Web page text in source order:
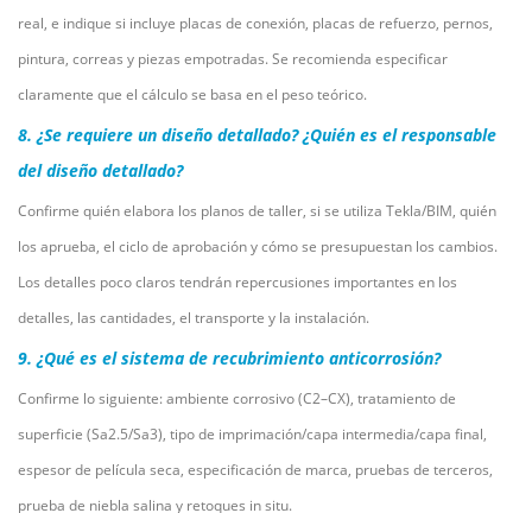
real, e indique si incluye placas de conexión, placas de refuerzo, pernos,
pintura, correas y piezas empotradas. Se recomienda especificar
claramente que el cálculo se basa en el peso teórico.
8. ¿Se requiere un diseño detallado? ¿Quién es el responsable
del diseño detallado?
Confirme quién elabora los planos de taller, si se utiliza Tekla/BIM, quién
los aprueba, el ciclo de aprobación y cómo se presupuestan los cambios.
Los detalles poco claros tendrán repercusiones importantes en los
detalles, las cantidades, el transporte y la instalación.
9. ¿Qué es el sistema de recubrimiento anticorrosión?
Confirme lo siguiente: ambiente corrosivo (C2–CX), tratamiento de
superficie (Sa2.5/Sa3), tipo de imprimación/capa intermedia/capa final,
espesor de película seca, especificación de marca, pruebas de terceros,
prueba de niebla salina y retoques in situ.